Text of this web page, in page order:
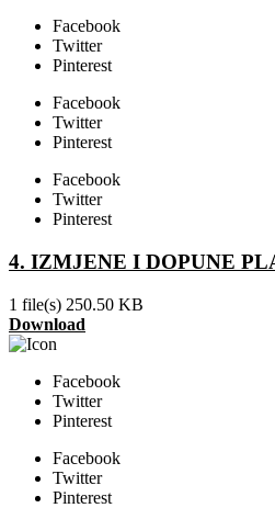
Facebook
Twitter
Pinterest
Facebook
Twitter
Pinterest
Facebook
Twitter
Pinterest
4. IZMJENE I DOPUNE
1 file(s) 250.50 KB
Download
Facebook
Twitter
Pinterest
Facebook
Twitter
Pinterest